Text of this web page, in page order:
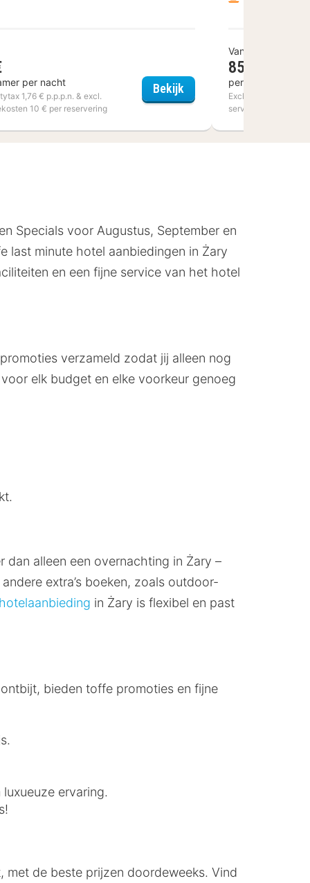
per nacht
1,76 € p.p.p.n. & excl.
10 € per reservering
BekijkIbis Styles Villeneuve
Vanaf
85 €
per kamer per
Excl. citytax 5,60 €
servicekosten 10 €
Specials voor Augustus, September en
last minute hotel aanbiedingen in Żary
en een fijne service van het hotel
verzameld zodat jij alleen nog
elk budget en elke voorkeur genoeg
dan alleen een overnachting in Żary –
extra’s boeken, zoals outdoor-
hotelaanbieding in Żary is flexibel en past
bieden toffe promoties en fijne
ervaring.
de beste prijzen doordeweeks. Vind